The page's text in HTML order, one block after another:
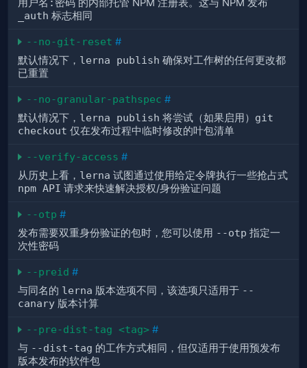
的内部托管 NPM 注册表。这与 NPM 发布
_auth 标志相同
--no-git-reset #
默认情况下， lerna publish 确保对工作树的任何更改都
已重置
--no-granular-pathspec #
默认情况下， lerna publish 将尝试（如果启用） git
checkout 仅在发布过程中临时修改的叶包清单
--verify-access #
从历史上看， lerna 试图通过使用给定令牌执行一些抢占式
npm API 请求来快速解决授权/身份验证问题
--otp #
发布需要双重身份验证的包时，您可以使用 --otp 指定一
次性密码
--preid #
与同名的 lerna 版本选项不同，该选项只适用于 --
canary 版本计算
--pre-dist-tag <tag> #
与 --dist-tag 的工作方式相同，但仅适用于使用预发布
版本发布的软件包